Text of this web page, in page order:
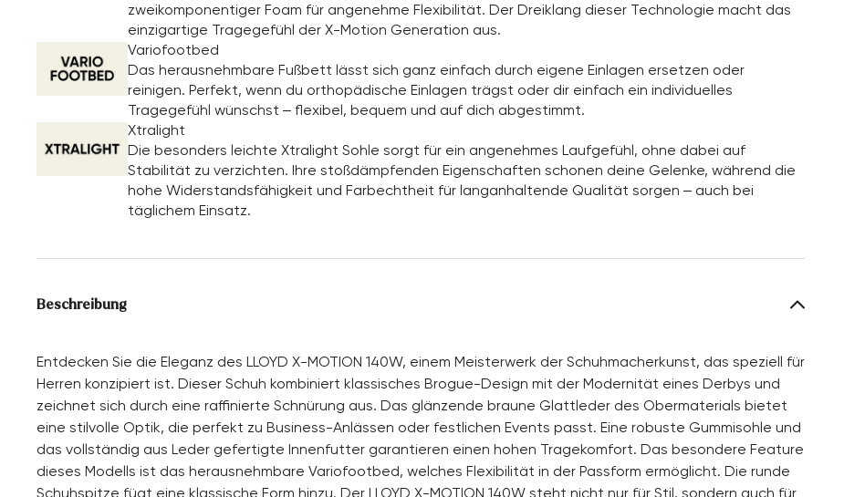
zweikomponentiger Foam für angenehme Flexibilität. Der Dreiklang dieser Technologie macht das
einzigartige Tragegefühl der X-Motion Generation aus.
Variofootbed
Das herausnehmbare Fußbett lässt sich ganz einfach durch eigene Einlagen ersetzen oder
reinigen. Perfekt, wenn du orthopädische Einlagen trägst oder dir einfach ein individuelles
Tragegefühl wünschst – flexibel, bequem und auf dich abgestimmt.
Xtralight
Die besonders leichte Xtralight Sohle sorgt für ein angenehmes Laufgefühl, ohne dabei auf
Stabilität zu verzichten. Ihre stoßdämpfenden Eigenschaften schonen deine Gelenke, während die
hohe Widerstandsfähigkeit und Farbechtheit für langanhaltende Qualität sorgen – auch bei
täglichem Einsatz.
Beschreibung
Entdecken Sie die Eleganz des LLOYD X-MOTION 140W, einem Meisterwerk der Schuhmacherkunst, das speziell für
Herren konzipiert ist. Dieser Schuh kombiniert klassisches Brogue-Design mit der Modernität eines Derbys und
zeichnet sich durch eine raffinierte Schnürung aus. Das glänzende braune Glattleder des Obermaterials bietet
eine stilvolle Optik, die perfekt zu Business-Anlässen oder festlichen Events passt. Eine robuste Gummisohle und
das vollständig aus Leder gefertigte Innenfutter garantieren einen hohen Tragekomfort. Das besondere Feature
dieses Modells ist das herausnehmbare Variofootbed, welches Flexibilität in der Passform ermöglicht. Die runde
Schuhspitze fügt eine klassische Form hinzu. Der LLOYD X-MOTION 140W steht nicht nur für Stil, sondern auch für